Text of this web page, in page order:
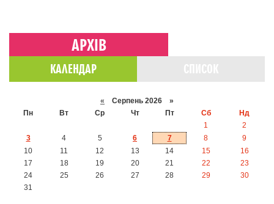
АРХІВ
КАЛЕНДАР
« Серпень 2026 »
Пн
Вт Ср Чт Пт Сб
Нд
1
2
3
4 5 6 7 8
9
10
11 12 13 14 15
16
17
18 19 20 21 22
23
24
25 26 27 28 29
30
31